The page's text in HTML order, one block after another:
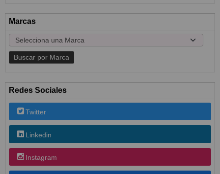
Marcas
Redes Sociales
Twitter
Linkedin
Instagram